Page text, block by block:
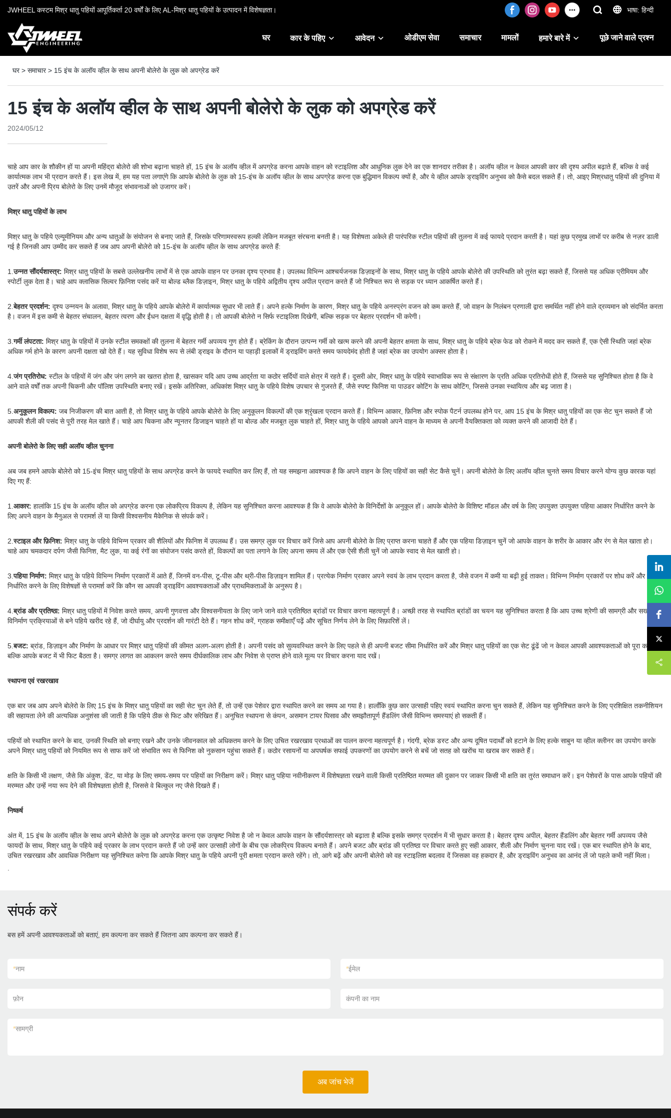
JWHEEL कस्टम मिश्र धातु पहियों आपूर्तिकर्ता 20 वर्षों के लिए AL-मिश्र धातु पहियों के उत्पादन में विशेषज्ञता। भाषा: हिन्दी
घर कार के पहिए आवेदन ओडीएम सेवा समाचार मामलों हमारे बारे में पूछे जाने वाले प्रश्न
घर> समाचार> 15 इंच के अलॉय व्हील के साथ अपनी बोलेरो के लुक को अपग्रेड करें
15 इंच के अलॉय व्हील के साथ अपनी बोलेरो के लुक को अपग्रेड करें
2024/05/12
चाहे आप कार के शौकीन हों या अपनी महिंद्रा बोलेरो की शोभा बढ़ाना चाहते हों, 15 इंच के अलॉय व्हील में अपग्रेड करना आपके वाहन को स्टाइलिश और आधुनिक लुक देने का एक शानदार तरीका है। अलॉय व्हील न केवल आपकी कार की दृश्य अपील बढ़ाते हैं, बल्कि वे कई
कार्यात्मक लाभ भी प्रदान करते हैं। इस लेख में, हम यह पता लगाएंगे कि आपके बोलेरो के लुक को 15-इंच के अलॉय व्हील के साथ अपग्रेड करना एक बुद्धिमान विकल्प क्यों है, और ये व्हील आपके ड्राइविंग अनुभव को कैसे बदल सकते हैं। तो, आइए मिश्रधातु पहियों की दुनिया में
उतरें और अपनी प्रिय बोलेरो के लिए उनमें मौजूद संभावनाओं को उजागर करें।
मिश्र धातु पहियों के लाभ
मिश्र धातु के पहिये एल्यूमीनियम और अन्य धातुओं के संयोजन से बनाए जाते हैं, जिसके परिणामस्वरूप हल्की लेकिन मजबूत संरचना बनती है। यह विशेषता अकेले ही पारंपरिक स्टील पहियों की तुलना में कई फायदे प्रदान करती है। यहां कुछ प्रमुख लाभों पर करीब से नज़र डाली
गई है जिनकी आप उम्मीद कर सकते हैं जब आप अपनी बोलेरो को 15-इंच के अलॉय व्हील के साथ अपग्रेड करते हैं:
1.उन्नत सौंदर्यशास्त्र: मिश्र धातु पहियों के सबसे उल्लेखनीय लाभों में से एक आपके वाहन पर उनका दृश्य प्रभाव है। उपलब्ध विभिन्न आश्चर्यजनक डिज़ाइनों के साथ, मिश्र धातु के पहिये आपके बोलेरो की उपस्थिति को तुरंत बढ़ा सकते हैं, जिससे यह अधिक प्रीमियम और
स्पोर्टी लुक देता है। चाहे आप क्लासिक सिल्वर फ़िनिश पसंद करें या बोल्ड ब्लैक डिज़ाइन, मिश्र धातु के पहिये अद्वितीय दृश्य अपील प्रदान करते हैं जो निश्चित रूप से सड़क पर ध्यान आकर्षित करते हैं।
2.बेहतर प्रदर्शन: दृश्य उन्नयन के अलावा, मिश्र धातु के पहिये आपके बोलेरो में कार्यात्मक सुधार भी लाते हैं। अपने हल्के निर्माण के कारण, मिश्र धातु के पहिये अनस्प्रंग वजन को कम करते हैं, जो वाहन के निलंबन प्रणाली द्वारा समर्थित नहीं होने वाले द्रव्यमान को संदर्भित करता
है। वजन में इस कमी से बेहतर संचालन, बेहतर त्वरण और ईंधन दक्षता में वृद्धि होती है। तो आपकी बोलेरो न सिर्फ स्टाइलिश दिखेगी, बल्कि सड़क पर बेहतर प्रदर्शन भी करेगी।
3.गर्मी लंपटता: मिश्र धातु के पहियों में उनके स्टील समकक्षों की तुलना में बेहतर गर्मी अपव्यय गुण होते हैं। ब्रेकिंग के दौरान उत्पन्न गर्मी को खत्म करने की अपनी बेहतर क्षमता के साथ, मिश्र धातु के पहिये ब्रेक फेड को रोकने में मदद कर सकते हैं, एक ऐसी स्थिति जहां ब्रेक
अधिक गर्म होने के कारण अपनी दक्षता खो देते हैं। यह सुविधा विशेष रूप से लंबी ड्राइव के दौरान या पहाड़ी इलाकों में ड्राइविंग करते समय फायदेमंद होती है जहां ब्रेक का उपयोग अक्सर होता है।
4.जंग प्रतिरोध: स्टील के पहियों में जंग और जंग लगने का खतरा होता है, खासकर यदि आप उच्च आर्द्रता या कठोर सर्दियों वाले क्षेत्र में रहते हैं। दूसरी ओर, मिश्र धातु के पहिये स्वाभाविक रूप से संक्षारण के प्रति अधिक प्रतिरोधी होते हैं, जिससे यह सुनिश्चित होता है कि वे
आने वाले वर्षों तक अपनी चिकनी और पॉलिश उपस्थिति बनाए रखें। इसके अतिरिक्त, अधिकांश मिश्र धातु के पहिये विशेष उपचार से गुजरते हैं, जैसे स्पष्ट फिनिश या पाउडर कोटिंग के साथ कोटिंग, जिससे उनका स्थायित्व और बढ़ जाता है।
5. अनुकूलन विकल्प: जब निजीकरण की बात आती है, तो मिश्र धातु के पहिये आपके बोलेरो के लिए अनुकूलन विकल्पों की एक श्रृंखला प्रदान करते हैं। विभिन्न आकार, फ़िनिश और स्पोक पैटर्न उपलब्ध होने पर, आप 15 इंच के मिश्र धातु पहियों का एक सेट चुन सकते हैं जो
आपकी शैली की पसंद से पूरी तरह मेल खाते हैं। चाहे आप चिकना और न्यूनतर डिजाइन चाहते हों या बोल्ड और मजबूत लुक चाहते हों, मिश्र धातु के पहिये आपको अपने वाहन के माध्यम से अपनी वैयक्तिकता को व्यक्त करने की आजादी देते हैं।
अपनी बोलेरो के लिए सही अलॉय व्हील चुनना
अब जब हमने आपके बोलेरो को 15-इंच मिश्र धातु पहियों के साथ अपग्रेड करने के फायदे स्थापित कर लिए हैं, तो यह समझना आवश्यक है कि अपने वाहन के लिए पहियों का सही सेट कैसे चुनें। अपनी बोलेरो के लिए अलॉय व्हील चुनते समय विचार करने योग्य कुछ कारक यहां
दिए गए हैं:
1. आकार: हालांकि 15 इंच के अलॉय व्हील को अपग्रेड करना एक लोकप्रिय विकल्प है, लेकिन यह सुनिश्चित करना आवश्यक है कि वे आपके बोलेरो के विनिर्देशों के अनुकूल हों। आपके बोलेरो के विशिष्ट मॉडल और वर्ष के लिए उपयुक्त उपयुक्त पहिया आकार निर्धारित करने के
लिए अपने वाहन के मैनुअल से परामर्श लें या किसी विश्वसनीय मैकेनिक से संपर्क करें।
2.स्टाइल और फ़िनिश: मिश्र धातु के पहिये विभिन्न प्रकार की शैलियों और फिनिश में उपलब्ध हैं। उस समग्र लुक पर विचार करें जिसे आप अपनी बोलेरो के लिए प्राप्त करना चाहते हैं और एक पहिया डिज़ाइन चुनें जो आपके वाहन के शरीर के आकार और रंग से मेल खाता हो।
चाहे आप चमकदार दर्पण जैसी फिनिश, मैट लुक, या कई रंगों का संयोजन पसंद करते हों, विकल्पों का पता लगाने के लिए अपना समय लें और एक ऐसी शैली चुनें जो आपके स्वाद से मेल खाती हो।
3.पहिया निर्माण: मिश्र धातु के पहिये विभिन्न निर्माण प्रकारों में आते हैं, जिनमें वन-पीस, टू-पीस और थ्री-पीस डिज़ाइन शामिल हैं। प्रत्येक निर्माण प्रकार अपने स्वयं के लाभ प्रदान करता है, जैसे वजन में कमी या बढ़ी हुई ताकत। विभिन्न निर्माण प्रकारों पर शोध करें और यह
निर्धारित करने के लिए विशेषज्ञों से परामर्श करें कि कौन सा आपकी ड्राइविंग आवश्यकताओं और प्राथमिकताओं के अनुरूप है।
4.ब्रांड और प्रतिष्ठा: मिश्र धातु पहियों में निवेश करते समय, अपनी गुणवत्ता और विश्वसनीयता के लिए जाने जाने वाले प्रतिष्ठित ब्रांडों पर विचार करना महत्वपूर्ण है। अच्छी तरह से स्थापित ब्रांडों का चयन यह सुनिश्चित करता है कि आप उच्च श्रेणी की सामग्री और सख्त
विनिर्माण प्रक्रियाओं से बने पहिये खरीद रहे हैं, जो दीर्घायु और प्रदर्शन की गारंटी देते हैं। गहन शोध करें, ग्राहक समीक्षाएँ पढ़ें और सूचित निर्णय लेने के लिए सिफ़ारिशें लें।
5.बजट: ब्रांड, डिज़ाइन और निर्माण के आधार पर मिश्र धातु पहियों की कीमत अलग-अलग होती है। अपनी पसंद को सुव्यवस्थित करने के लिए पहले से ही अपनी बजट सीमा निर्धारित करें और मिश्र धातु पहियों का एक सेट ढूंढें जो न केवल आपकी आवश्यकताओं को पूरा करता है
बल्कि आपके बजट में भी फिट बैठता है। समग्र लागत का आकलन करते समय दीर्घकालिक लाभ और निवेश से प्राप्त होने वाले मूल्य पर विचार करना याद रखें।
स्थापना एवं रखरखाव
एक बार जब आप अपने बोलेरो के लिए 15 इंच के मिश्र धातु पहियों का सही सेट चुन लेते हैं, तो उन्हें एक पेशेवर द्वारा स्थापित करने का समय आ गया है। हालाँकि कुछ कार उत्साही पहिए स्वयं स्थापित करना चुन सकते हैं, लेकिन यह सुनिश्चित करने के लिए प्रशिक्षित तकनीशियन
की सहायता लेने की अत्यधिक अनुशंसा की जाती है कि पहिये ठीक से फिट और संरेखित हैं। अनुचित स्थापना से कंपन, असमान टायर घिसाव और समझौतापूर्ण हैंडलिंग जैसी विभिन्न समस्याएं हो सकती हैं।
पहियों को स्थापित करने के बाद, उनकी स्थिति को बनाए रखने और उनके जीवनकाल को अधिकतम करने के लिए उचित रखरखाव प्रथाओं का पालन करना महत्वपूर्ण है। गंदगी, ब्रेक डस्ट और अन्य दूषित पदार्थों को हटाने के लिए हल्के साबुन या व्हील क्लीनर का उपयोग करके
अपने मिश्र धातु पहियों को नियमित रूप से साफ करें जो संभावित रूप से फिनिश को नुकसान पहुंचा सकते हैं। कठोर रसायनों या अपघर्षक सफाई उपकरणों का उपयोग करने से बचें जो सतह को खरोंच या खराब कर सकते हैं।
क्षति के किसी भी लक्षण, जैसे कि अंकुश, डेंट, या मोड़ के लिए समय-समय पर पहियों का निरीक्षण करें। मिश्र धातु पहिया नवीनीकरण में विशेषज्ञता रखने वाली किसी प्रतिष्ठित मरम्मत की दुकान पर जाकर किसी भी क्षति का तुरंत समाधान करें। इन पेशेवरों के पास आपके पहियों की
मरम्मत और उन्हें नया रूप देने की विशेषज्ञता होती है, जिससे वे बिल्कुल नए जैसे दिखते हैं।
निष्कर्ष
अंत में, 15 इंच के अलॉय व्हील के साथ अपने बोलेरो के लुक को अपग्रेड करना एक उत्कृष्ट निवेश है जो न केवल आपके वाहन के सौंदर्यशास्त्र को बढ़ाता है बल्कि इसके समग्र प्रदर्शन में भी सुधार करता है। बेहतर दृश्य अपील, बेहतर हैंडलिंग और बेहतर गर्मी अपव्यय जैसे
फायदों के साथ, मिश्र धातु के पहिये कई प्रकार के लाभ प्रदान करते हैं जो उन्हें कार उत्साही लोगों के बीच एक लोकप्रिय विकल्प बनाते हैं। अपने बजट और ब्रांड की प्रतिष्ठा पर विचार करते हुए सही आकार, शैली और निर्माण चुनना याद रखें। एक बार स्थापित होने के बाद,
उचित रखरखाव और आवधिक निरीक्षण यह सुनिश्चित करेगा कि आपके मिश्र धातु के पहिये अपनी पूरी क्षमता प्रदान करते रहेंगे। तो, आगे बढ़ें और अपनी बोलेरो को वह स्टाइलिश बदलाव दें जिसका वह हकदार है, और ड्राइविंग अनुभव का आनंद लें जो पहले कभी नहीं मिला।
संपर्क करें
बस हमें अपनी आवश्यकताओं को बताएं, हम कल्पना कर सकते हैं जितना आप कल्पना कर सकते हैं।
*नाम *ईमेल
फ़ोन कंपनी का नाम
*सामग्री
अब जांच भेजें